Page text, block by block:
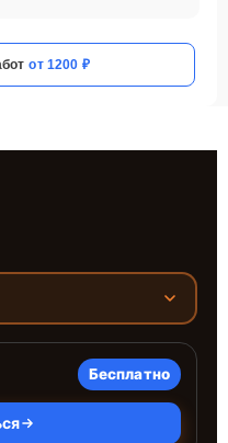
от 1200 ₽
Бесплатно